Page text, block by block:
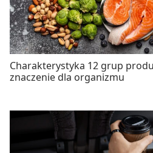
Charakterystyka 12 grup
znaczenie dla organizmu